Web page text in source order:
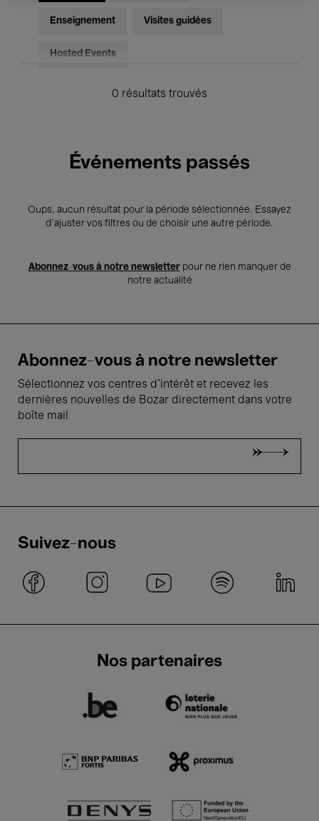
Enseignement Visites guidées
Hosted Events
0 résultats trouvés
Événements passés
Oups, aucun résultat pour la période sélectionnée. Essayez
d’ajuster vos filtres ou de choisir une autre période.
Abonnez-vous à notre newsletterpour ne rien manquer de
notre actualité
Abonnez-vous à notre newsletter
Sélectionnez vos centres d'intérêt et recevez les
dernières nouvelles de Bozar directement dans votre
boîte mail
Suivez-nous
Nos partenaires